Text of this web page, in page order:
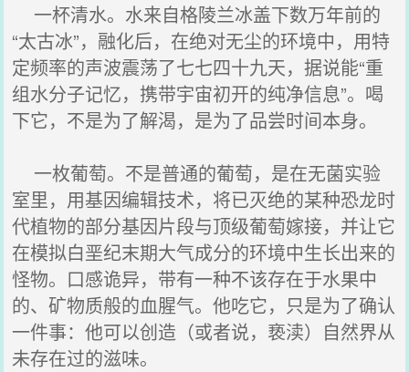
一杯清水。水来自格陵兰冰盖下数万年前的
“太古冰”，融化后，在绝对无尘的环境中，用特
定频率的声波震荡了七七四十九天，据说能“重
组水分子记忆，携带宇宙初开的纯净信息”。喝
下它，不是为了解渴，是为了品尝时间本身。
一枚葡萄。不是普通的葡萄，是在无菌实验
室里，用基因编辑技术，将已灭绝的某种恐龙时
代植物的部分基因片段与顶级葡萄嫁接，并让它
在模拟白垩纪末期大气成分的环境中生长出来的
怪物。口感诡异，带有一种不该存在于水果中
的、矿物质般的血腥气。他吃它，只是为了确认
一件事：他可以创造（或者说，亵渎）自然界从
未存在过的滋味。